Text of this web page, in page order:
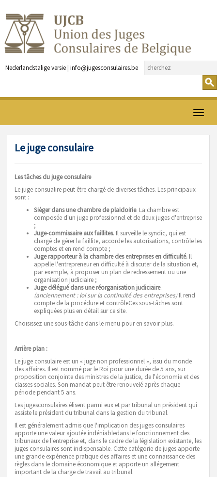
Nederlandstalige versie | info@jugesconsulaires.be
Ouvrir
Le juge consulaire
Les tâches du juge consulaire
Le juge consualire peut être chargé de diverses tâches. Les principaux
sont :
Sièger dans une chambre de plaidoirie. La chambre est
composée d'un juge professionnel et de deux juges d'entreprise
;
Juge-commissaire aux faillites. Il surveille le syndic, qui est
chargé de gérer la faillite, accorde les autorisations, contrôle les
comptes et en rend compte ;
Juge rapporteur à la chambre des entreprises en difficulté. Il
appelle l'entrepreneur en difficulté à discuter de la situation et,
par exemple, à proposer un plan de redressement ou une
organisation judiciaire ;
Juge délégué dans une réorganisation judiciaire.
(anciennement : loi sur la continuité des entreprises)Il rend
compte de la procédure et contrôleCes sous-tâches sont
expliquées plus en détail sur ce site.
Choisissez une sous-tâche dans le menu pour en savoir plus.
Arrière plan :
Le juge consulaire est un « juge non professionnel », issu du monde
des affaires. Il est nommé par le Roi pour une durée de 5 ans, sur
proposition conjointe des ministres de la justice, de l'économie et des
classes sociales. Son mandat peut être renouvelé après chaque
période pendant 5 ans.
Les jugesconsulaires élisent parmi eux et par tribunal un président qui
assiste le président du tribunal dans la gestion du tribunal.
Il est généralement admis que l'implication des juges consulaires
apporte une valeur ajoutée indéniabledans le fonctionnement des
tribunaux de l'entreprise et, dans le cadre de la législation existante, les
juges consulaires sont indispensable. Cette catégorie de juges apporte
une grande expérience pratique des affaires et une connaissance des
règles dans le domaine économique et apporte un allégement
important de la charge de travail au tribunal.